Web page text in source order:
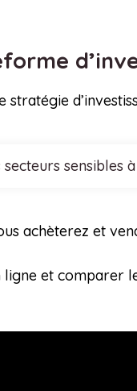
secteurs sensibles
achèterez et
ligne et